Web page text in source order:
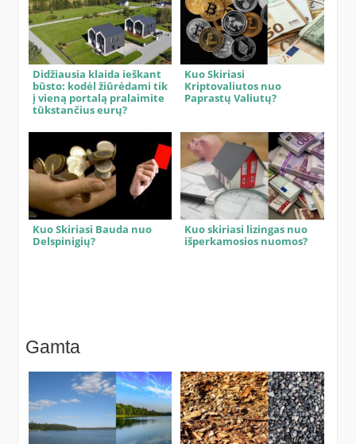
Didžiausia klaida ieškant
būsto: kodėl žiūrėdami tik
į vieną portalą pralaimite
tūkstančius eurų?
Kuo Skiriasi
Kriptovaliutos nuo
Paprastų Valiutų?
Kuo Skiriasi Bauda nuo
Delspinigių?
Kuo skiriasi lizingas nuo
išperkamosios nuomos?
Gamta